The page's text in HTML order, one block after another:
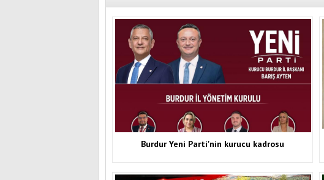
Burdur Yeni Parti'nin kurucu kadrosu